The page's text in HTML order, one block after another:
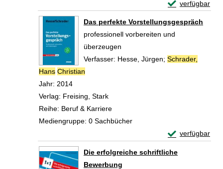
verfügbar
Exemplar-
Das perfekte Vorstellungsgespräch
professionell vorbereiten und
überzeugen
Verfasser: Hesse, Jürgen; Schrader,
Hans Christian
Jahr: 2014
Verlag: Freising, Stark
Reihe: Beruf & Karriere
Mediengruppe: 0 Sachbücher
verfügbar
Exemplar-
Die erfolgreiche schriftliche
Bewerbung